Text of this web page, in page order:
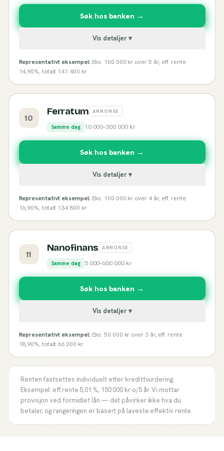
Søk hos banken →
Vis detaljer ▾
Representativt eksempel: Eks: 100 000 kr over 5 år, eff. rente
14,90%, totalt 141 400 kr
10
Ferratum ANNONSE
Samme dag 10 000–300 000kr
Søk hos banken →
Vis detaljer ▾
Representativt eksempel: Eks: 100 000 kr over 4 år, eff. rente
16,90%, totalt 134 800 kr
11
Nanofinans ANNONSE
Samme dag 5 000–600 000kr
Søk hos banken →
Vis detaljer ▾
Representativt eksempel: Eks: 50 000 kr over 3 år, eff. rente
18,90%, totalt 66 200 kr
Renten fastsettes individuelt etter kredittvurdering.
Eksempel: eff.rente 5,01 %, 150 000 kr o/5år. Vi mottar
provisjon ved formidlet lån — det påvirker ikke hva du
betaler, og rangeringen er basert på laveste effektiv rente.